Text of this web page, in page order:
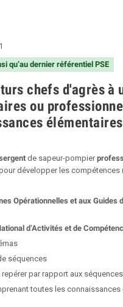
qu’au dernier référentiel PSE
chefs d'agrès à
ou
de sapeur-pompier
développer les compétences
Opérationnelles et aux Guides
d’Activités et de
séquences
par rapport aux
toutes les connaissances